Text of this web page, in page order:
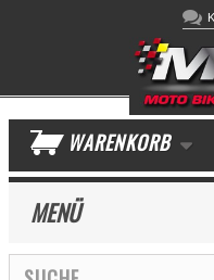
WARENKORB
MENÜ